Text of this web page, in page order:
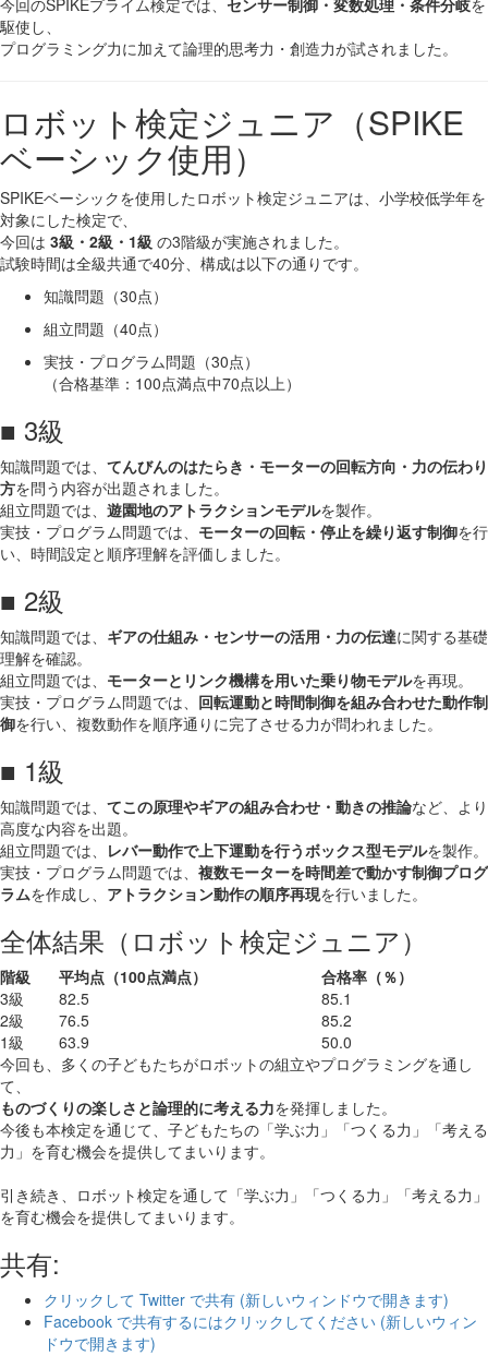
今回のSPIKEプライム検定では、 センサー制御・変数処理・条件分岐を
駆使し、
プログラミング力に加えて論理的思考力・創造力が試されました。
ロボット検定ジュニア（SPIKE
ベーシック使用）
SPIKEベーシックを使用したロボット検定ジュニアは、小学校低学年を
対象にした検定で、
今回は 3級・2級・1級 の3階級が実施されました。
試験時間は全級共通で40分、構成は以下の通りです。
知識問題（30点）
組立問題（40点）
実技・プログラム問題（30点）
（合格基準：100点満点中70点以上）
■ 3級
知識問題では、 てんびんのはたらき・モーターの回転方向・力の伝わり
方を問う内容が出題されました。
組立問題では、 遊園地のアトラクションモデルを製作。
実技・プログラム問題では、 モーターの回転・停止を繰り返す制御を行
い、時間設定と順序理解を評価しました。
■ 2級
知識問題では、 ギアの仕組み・センサーの活用・力の伝達に関する基礎
理解を確認。
組立問題では、 モーターとリンク機構を用いた乗り物モデルを再現。
実技・プログラム問題では、 回転運動と時間制御を組み合わせた動作制
御を行い、複数動作を順序通りに完了させる力が問われました。
■ 1級
知識問題では、 てこの原理やギアの組み合わせ・動きの推論など、より
高度な内容を出題。
組立問題では、 レバー動作で上下運動を行うボックス型モデルを製作。
実技・プログラム問題では、 複数モーターを時間差で動かす制御プログ
ラムを作成し、 アトラクション動作の順序再現を行いました。
全体結果（ロボット検定ジュニア）
階級 平均点（100点満点）
合格率（％）
3級
82.5
85.1
2級
76.5
85.2
1級
63.9
50.0
今回も、多くの子どもたちがロボットの組立やプログラミングを通し
て、
ものづくりの楽しさと論理的に考える力を発揮しました。
今後も本検定を通じて、子どもたちの「学ぶ力」「つくる力」「考える
力」を育む機会を提供してまいります。
引き続き、ロボット検定を通して「学ぶ力」「つくる力」「考える力」
を育む機会を提供してまいります。
共有:
クリックして Twitter で共有 (新しいウィンドウで開きます)
Facebook で共有するにはクリックしてください (新しいウィン
ドウで開きます)